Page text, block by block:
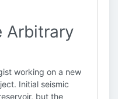
Arbitrary
working on a new
Initial seismic
but the